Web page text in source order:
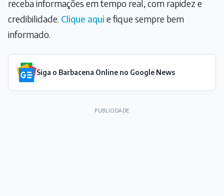
receba informações em tempo real, com rapidez e
credibilidade. Clique aqui e fique sempre bem
informado.
Siga o Barbacena Online no Google News
PUBLICIDADE